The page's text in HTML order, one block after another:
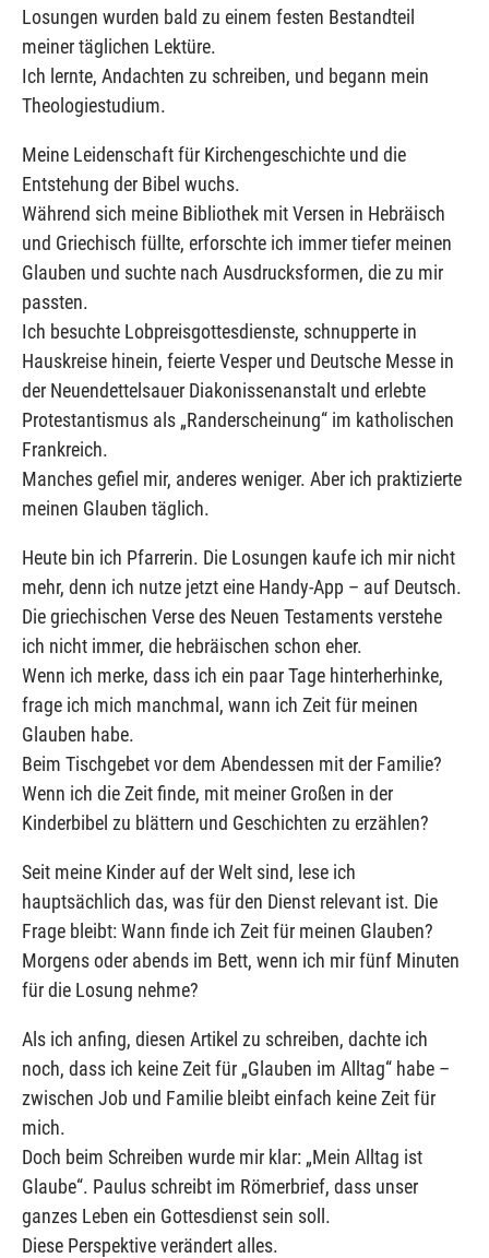
Losungen wurden bald zu einem festen Bestandteil
meiner täglichen Lektüre.
Ich lernte, Andachten zu schreiben, und begann mein
Theologiestudium.
Meine Leidenschaft für Kirchengeschichte und die
Entstehung der Bibel wuchs.
Während sich meine Bibliothek mit Versen in Hebräisch
und Griechisch füllte, erforschte ich immer tiefer meinen
Glauben und suchte nach Ausdrucksformen, die zu mir
passten.
Ich besuchte Lobpreisgottesdienste, schnupperte in
Hauskreise hinein, feierte Vesper und Deutsche Messe in
der Neuendettelsauer Diakonissenanstalt und erlebte
Protestantismus als „Randerscheinung“ im katholischen
Frankreich.
Manches gefiel mir, anderes weniger. Aber ich praktizierte
meinen Glauben täglich.
Heute bin ich Pfarrerin. Die Losungen kaufe ich mir nicht
mehr, denn ich nutze jetzt eine Handy-App – auf Deutsch.
Die griechischen Verse des Neuen Testaments verstehe
ich nicht immer, die hebräischen schon eher.
Wenn ich merke, dass ich ein paar Tage hinterherhinke,
frage ich mich manchmal, wann ich Zeit für meinen
Glauben habe.
Beim Tischgebet vor dem Abendessen mit der Familie?
Wenn ich die Zeit finde, mit meiner Großen in der
Kinderbibel zu blättern und Geschichten zu erzählen?
Seit meine Kinder auf der Welt sind, lese ich
hauptsächlich das, was für den Dienst relevant ist. Die
Frage bleibt: Wann finde ich Zeit für meinen Glauben?
Morgens oder abends im Bett, wenn ich mir fünf Minuten
für die Losung nehme?
Als ich anfing, diesen Artikel zu schreiben, dachte ich
noch, dass ich keine Zeit für „Glauben im Alltag“ habe –
zwischen Job und Familie bleibt einfach keine Zeit für
mich.
Doch beim Schreiben wurde mir klar: „Mein Alltag ist
Glaube“. Paulus schreibt im Römerbrief, dass unser
ganzes Leben ein Gottesdienst sein soll.
Diese Perspektive verändert alles.